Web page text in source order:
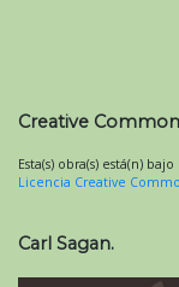
Creative
Esta(s) obra(s) está(n) bajo
Licencia Creative
Carl Sagan.